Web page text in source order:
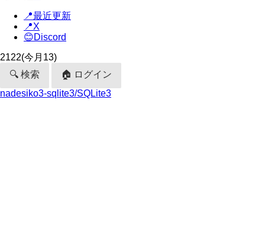
📍最近更新
📍X
😊Discord
2122(今月13)
🔍 検索
🏠 ログイン
nadesiko3-sqlite3/SQLite3